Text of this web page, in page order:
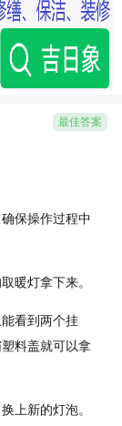
最佳答案
保操作过程中
暖灯拿下来。
看到两个挂
料盖就可以拿
上新的灯泡。